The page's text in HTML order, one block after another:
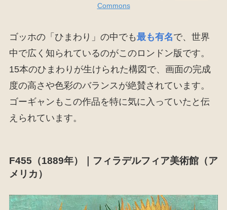
Commons
ゴッホの「ひまわり」の中でも最も有名で、世界
中で広く知られているのがこのロンドン版です。
15本のひまわりが生けられた構図で、画面の完成
度の高さや色彩のバランスが絶賛されています。
ゴーギャンもこの作品を特に気に入っていたと伝
えられています。
F455（1889年）｜フィラデルフィア美術館（ア
メリカ）